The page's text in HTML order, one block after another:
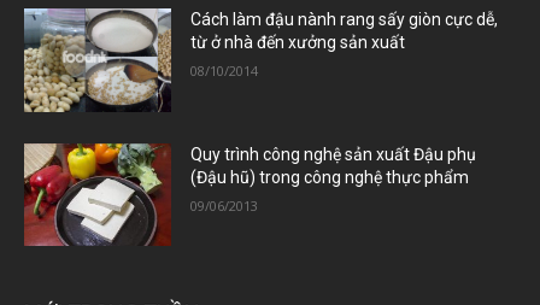
Cách làm đậu nành rang sấy giòn cực dễ,
từ ở nhà đến xưởng sản xuất
08/10/2014
Quy trình công nghệ sản xuất Đậu phụ
(Đậu hũ) trong công nghệ thực phẩm
09/06/2013